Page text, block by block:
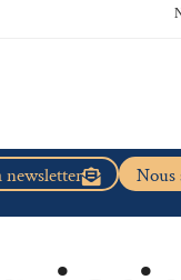
newsletter